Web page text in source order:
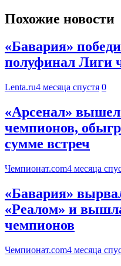
Похожие новости
«Бавария»
полуфинал Лиги
Lenta.ru4 месяца спустя 0
«Арсенал»
чемпионов,
сумме встреч
Чемпионат.com4 месяца
«Бавария»
«Реалом» и
чемпионов
Чемпионат.com4 месяца